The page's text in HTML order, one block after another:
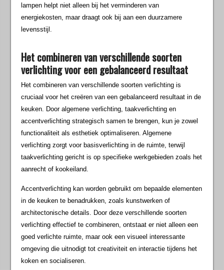
lampen helpt niet alleen bij het verminderen van
energiekosten, maar draagt ook bij aan een duurzamere
levensstijl.
Het combineren van verschillende soorten
verlichting voor een gebalanceerd resultaat
Het combineren van verschillende soorten verlichting is
cruciaal voor het creëren van een gebalanceerd resultaat in de
keuken. Door algemene verlichting, taakverlichting en
accentverlichting strategisch samen te brengen, kun je zowel
functionaliteit als esthetiek optimaliseren. Algemene
verlichting zorgt voor basisverlichting in de ruimte, terwijl
taakverlichting gericht is op specifieke werkgebieden zoals het
aanrecht of kookeiland.
Accentverlichting kan worden gebruikt om bepaalde elementen
in de keuken te benadrukken, zoals kunstwerken of
architectonische details. Door deze verschillende soorten
verlichting effectief te combineren, ontstaat er niet alleen een
goed verlichte ruimte, maar ook een visueel interessante
omgeving die uitnodigt tot creativiteit en interactie tijdens het
koken en socialiseren.